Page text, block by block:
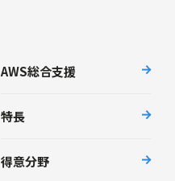
AWS総合支援
特長
得意分野